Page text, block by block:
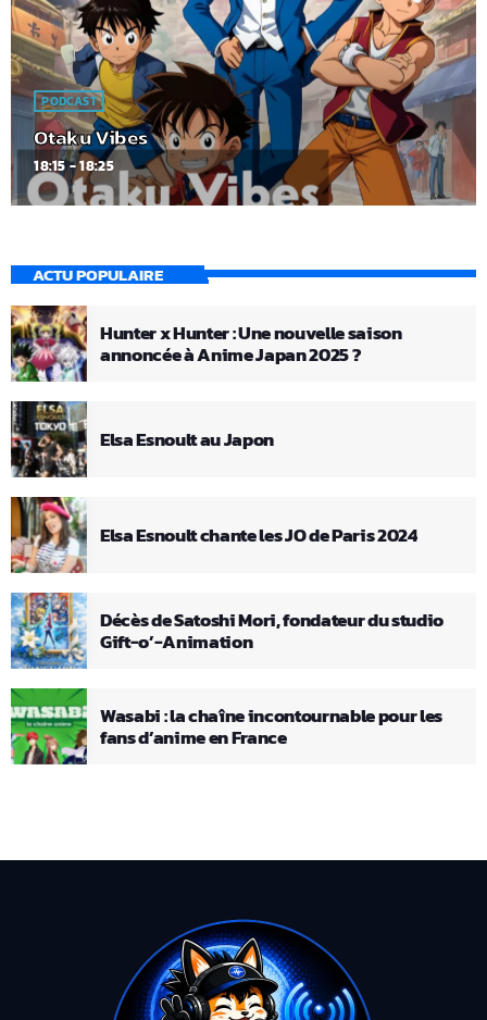
PODCAST
Otaku Vibes
18:15 - 18:25
ACTU POPULAIRE
Hunter x Hunter : Une nouvelle saison
annoncée à Anime Japan 2025 ?
Elsa Esnoult au Japon
Elsa Esnoult chante les JO de Paris 2024
Décès de Satoshi Mori, fondateur du studio
Gift-o’-Animation
Wasabi : la chaîne incontournable pour les
fans d’anime en France